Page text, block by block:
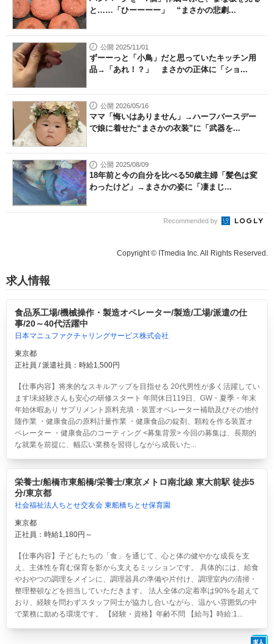
と……「ひーーーー」 “まさかの悲劇...
公開 2025/11/01
ずーーっと「小鳥」だと思っていたキッチン用
品→「あれ！？」 まさかの正体に「ショ...
公開 2026/05/16
ママ「悔いはありません」→ハーフバースデー
で娘に着せた“まさかの衣装”に「武器を...
公開 2025/08/09
18年前と今の自分を比べる50歳主婦「髪色は変
わったけど」→まさかの姿に「凄まじ...
Recommended by
Copyright © ITmedia Inc. All Rights Reserved.
求人情報
食品系工場/機械操作・製造オペレーター/製造/工場/派遣の仕
事/20～40代活躍中
日本マニュファクチャリングサービス株式会社
東京都
正社員 / 派遣社員：時給1,500円
【仕事内容】将来的なスキルアップを目指せる 20代男性が多く活躍してい
ます!未経験さんも安心の研修スタート 年間休日119日、GW・夏季・年末
年始休暇あり サプリメント原料充填・装置オペレーター補助及びその他付
随作業 ・健康食品の原料計量作業 ・健康食品の錠剤、顆粒を作る装置オ
ペレーター ・健康食品のコーティング <募集背景> 今回の募集は、長期的
な就業を前提に、幅広い業務を習得しながら成長いた...
栄養士/船橋市東船橋/栄養士/東京メトロ南北線 東大前駅 徒歩5
分/東京都
社会福祉法人ちとせ交友会 東船橋ちとせ保育園
東京都
正社員：時給1,180円～
【仕事内容】子どもたちの「食」を通じて、心と体の健やかな成長を支
え、主体性を育む保育を影から支えるミッションです。 具体的には、給食
やおやつの調理をメインに、調理器具の準備や片付け、調理室内の清掃・
整理整頓などを担当していただきます。 法人全体の定着率は90%を超えて
おり、経験を問わずスタッフ同士が協力し合いながら、温かい雰囲気の中
で業務に励める環境です。 【経験・資格】年齢不問 【給与】時給:1...